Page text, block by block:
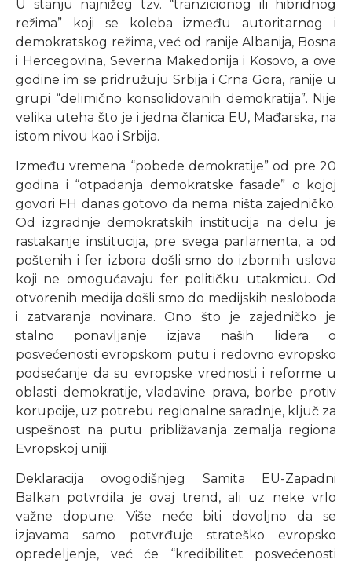
U stanju najnižeg tzv. “tranzicionog ili hibridnog
režima” koji se koleba između autoritarnog i
demokratskog režima, već od ranije Albanija, Bosna
i Hercegovina, Severna Makedonija i Kosovo, a ove
godine im se pridružuju Srbija i Crna Gora, ranije u
grupi “delimično konsolidovanih demokratija”. Nije
velika uteha što je i jedna članica EU, Mađarska, na
istom nivou kao i Srbija.
Između vremena “pobede demokratije” od pre 20
godina i “otpadanja demokratske fasade” o kojoj
govori FH danas gotovo da nema ništa zajedničko.
Od izgradnje demokratskih institucija na delu je
rastakanje institucija, pre svega parlamenta, a od
poštenih i fer izbora došli smo do izbornih uslova
koji ne omogućavaju fer političku utakmicu. Od
otvorenih medija došli smo do medijskih nesloboda
i zatvaranja novinara. Ono što je zajedničko je
stalno ponavljanje izjava naših lidera o
posvećenosti evropskom putu i redovno evropsko
podsećanje da su evropske vrednosti i reforme u
oblasti demokratije, vladavine prava, borbe protiv
korupcije, uz potrebu regionalne saradnje, ključ za
uspešnost na putu približavanja zemalja regiona
Evropskoj uniji.
Deklaracija ovogodišnjeg Samita EU-Zapadni
Balkan potvrdila je ovaj trend, ali uz neke vrlo
važne dopune. Više neće biti dovoljno da se
izjavama samo potvrđuje strateško evropsko
opredeljenje, već će “kredibilitet posvećenosti